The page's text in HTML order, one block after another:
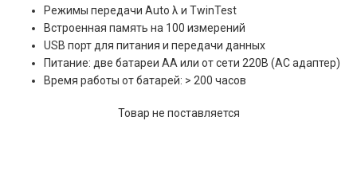
Режимы передачи Auto λ и TwinTest
Встроенная память на 100 измерений
USB порт для питания и передачи данных
Питание: две батареи АА или от сети 220В (AC адаптер)
Время работы от батарей: > 200 часов
Товар не поставляется